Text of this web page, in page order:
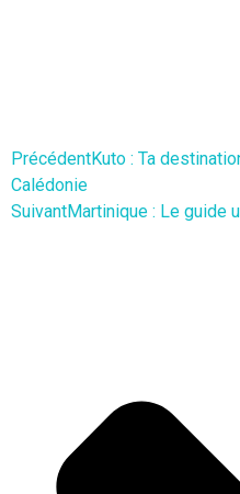
PrécédentKuto : Ta
Calédonie
SuivantMartinique : Le guide